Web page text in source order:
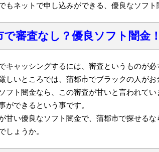
もネットで申し込みができる、優良なソフト
で審査なし？優良ソフト闇金！
キャッシングするには、審査というものが必
しいところでは、蒲郡市でブラックの人がお
フト闇金なら、この審査が甘いと言われて
ができるという事です。
甘い優良なソフト闇金で、蒲郡市で探せる
しょうか。